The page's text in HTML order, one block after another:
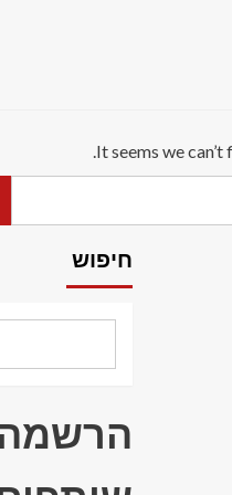
It seems we
חיפוש
הרשמה